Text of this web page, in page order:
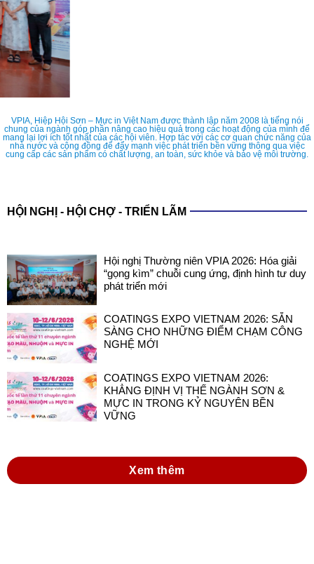
VPIA, Hiệp Hội Sơn – Mực in Việt Nam được thành lập năm 2008 là tiếng nói
chung của ngành góp phần nâng cao hiệu quả trong các hoạt động của mình để
mang lại lợi ích tốt nhất của các hội viên. Hợp tác với các cơ quan chức năng của
nhà nước và cộng đồng để đẩy mạnh việc phát triển bền vững thông qua việc
cung cấp các sản phẩm có chất lượng, an toàn, sức khỏe và bảo vệ môi trường.
HỘI NGHỊ - HỘI CHỢ - TRIỂN LÃM
Hội nghị Thường niên VPIA 2026: Hóa giải
“gọng kìm” chuỗi cung ứng, định hình tư duy
phát triển mới
COATINGS EXPO VIETNAM 2026: SẴN
SÀNG CHO NHỮNG ĐIỂM CHẠM CÔNG
NGHỆ MỚI
COATINGS EXPO VIETNAM 2026:
KHẲNG ĐỊNH VỊ THẾ NGÀNH SƠN &
MỰC IN TRONG KỶ NGUYÊN BỀN
VỮNG
Xem thêm